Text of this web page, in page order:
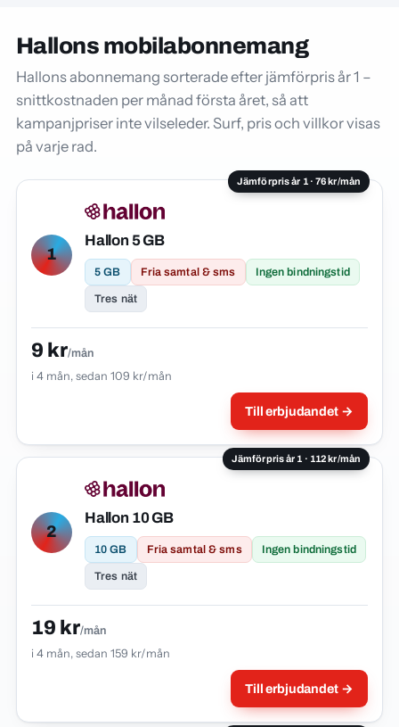
Hallons mobilabonnemang
Hallons abonnemang sorterade efter jämförpris år 1 –
snittkostnaden per månad första året, så att
kampanjpriser inte vilseleder. Surf, pris och villkor visas
på varje rad.
Jämförpris år 1 · 76 kr/mån
1
Hallon 5 GB
5 GB Fria samtal & sms Ingen bindningstid
Tres nät
9 kr/mån
i 4 mån, sedan 109 kr/mån
Till erbjudandet →
Jämförpris år 1 · 112 kr/mån
2
Hallon 10 GB
10 GB Fria samtal & sms Ingen bindningstid
Tres nät
19 kr/mån
i 4 mån, sedan 159 kr/mån
Till erbjudandet →